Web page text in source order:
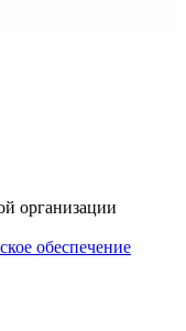
организации
обеспечение